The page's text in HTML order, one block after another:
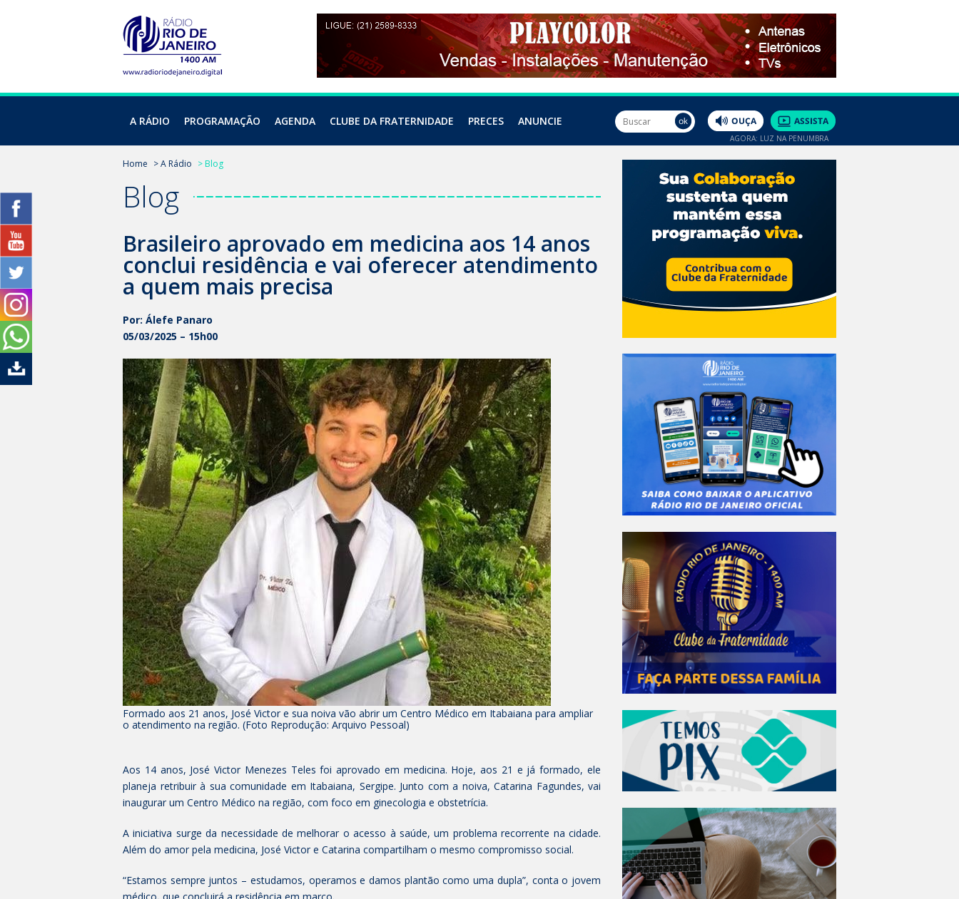
A RÁDIO PROGRAMAÇÃO AGENDA CLUBE DA FRATERNIDADE PRECES ANUNCIE
AGORA: LUZ NA PENUMBRA
Home > A Rádio > Blog
Blog
Brasileiro aprovado em medicina aos 14 anos
conclui residência e vai oferecer atendimento
a quem mais precisa
Por: Álefe Panaro
05/03/2025 – 15h00
Formado aos 21 anos, José Victor e sua noiva vão abrir um Centro Médico em Itabaiana para ampliar
o atendimento na região. (Foto Reprodução: Arquivo Pessoal)
Aos 14 anos, José Victor Menezes Teles foi aprovado em medicina. Hoje, aos 21 e já formado, ele
planeja retribuir à sua comunidade em Itabaiana, Sergipe. Junto com a noiva, Catarina Fagundes, vai
inaugurar um Centro Médico na região, com foco em ginecologia e obstetrícia.
A iniciativa surge da necessidade de melhorar o acesso à saúde, um problema recorrente na cidade.
Além do amor pela medicina, José Victor e Catarina compartilham o mesmo compromisso social.
“Estamos sempre juntos – estudamos, operamos e damos plantão como uma dupla”, conta o jovem